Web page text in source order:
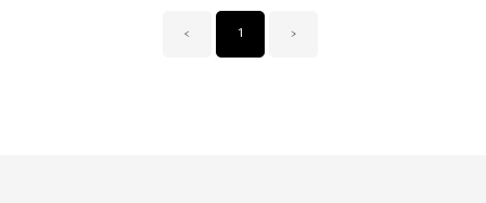
‹ 1 ›